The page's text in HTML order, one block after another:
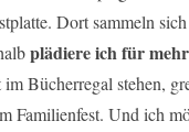
Dort sammeln
plädiere ich für
Bücherregal stehen,
Familienfest. Und ich